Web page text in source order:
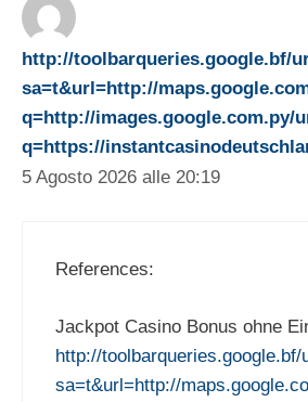
http://toolbarqueries.google.bf/
sa=t&url=http://
q=http://images.google.com.py/
q=https://
5 Agosto 2026 alle 20:19
References:
Jackpot Casino Bonus ohne
http://toolbarqueries.google.bf/
sa=t&url=http://